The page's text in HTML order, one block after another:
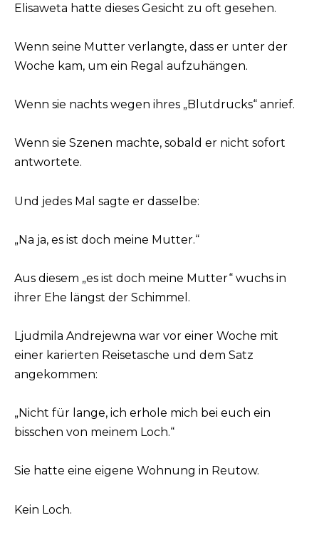
Elisaweta hatte dieses Gesicht zu oft gesehen.
Wenn seine Mutter verlangte, dass er unter der
Woche kam, um ein Regal aufzuhängen.
Wenn sie nachts wegen ihres „Blutdrucks“ anrief.
Wenn sie Szenen machte, sobald er nicht sofort
antwortete.
Und jedes Mal sagte er dasselbe:
„Na ja, es ist doch meine Mutter.“
Aus diesem „es ist doch meine Mutter“ wuchs in
ihrer Ehe längst der Schimmel.
Ljudmila Andrejewna war vor einer Woche mit
einer karierten Reisetasche und dem Satz
angekommen:
„Nicht für lange, ich erhole mich bei euch ein
bisschen von meinem Loch.“
Sie hatte eine eigene Wohnung in Reutow.
Kein Loch.